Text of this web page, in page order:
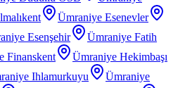
Ümraniye Esenevler
Esenşehir
Ümraniye Fatih
Finanskent
Ümraniye Hekimbaşı
Ihlamurkuyu
Ümraniye